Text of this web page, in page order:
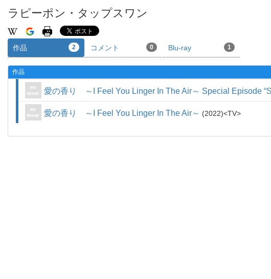
ラピーポン・タップスワン
作品 2 コメント 0 Blu-ray 1
作品
愛の香り ～I Feel You Linger In The Air～ Special Episode
愛の香り ～I Feel You Linger In The Air～ 2022 TV